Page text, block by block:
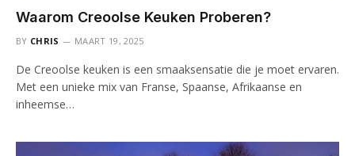
Waarom Creoolse Keuken Proberen?
BY CHRIS MAART 19, 2025
De Creoolse keuken is een smaaksensatie die je moet ervaren.
Met een unieke mix van Franse, Spaanse, Afrikaanse en
inheemse…